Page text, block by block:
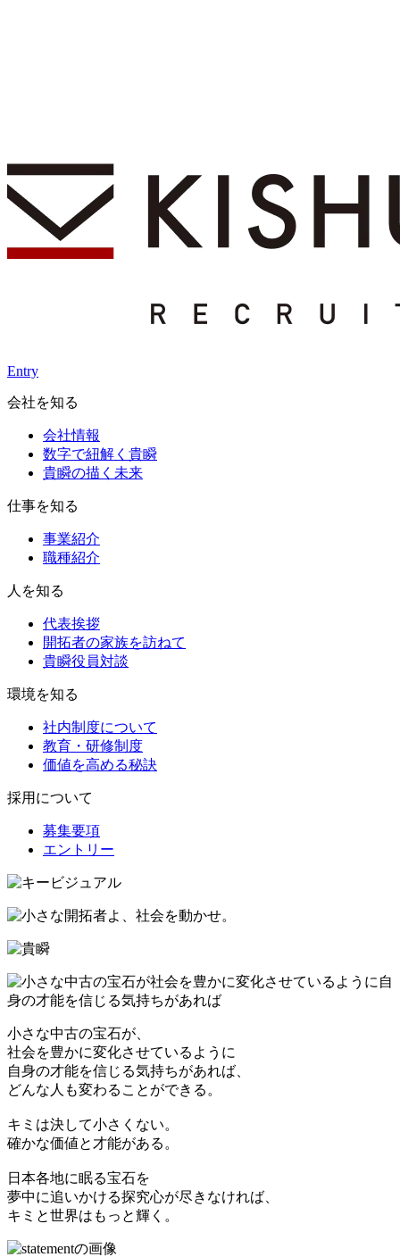
Entry
会社を知る
会社情報
数字で紐解く貴瞬
貴瞬の描く未来
仕事を知る
事業紹介
職種紹介
人を知る
代表挨拶
開拓者の家族を訪ねて
貴瞬役員対談
環境を知る
社内制度について
教育・研修制度
価値を高める秘訣
採用について
募集要項
エントリー
小さな中古の宝石が、
社会を豊かに変化させているように
自身の才能を信じる気持ちがあれば、
どんな人も変わることができる。
キミは決して小さくない。
確かな価値と才能がある。
日本各地に眠る宝石を
夢中に追いかける探究心が尽きなければ、
キミと世界はもっと輝く。